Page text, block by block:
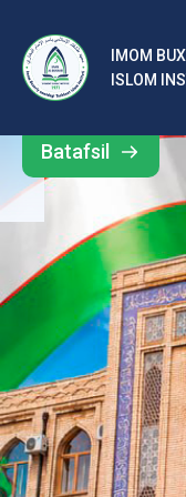
IMOM
ISLOM
b
al
ar
o‘
rt
a
si
d
Barcha
yangiliklar
Batafsil